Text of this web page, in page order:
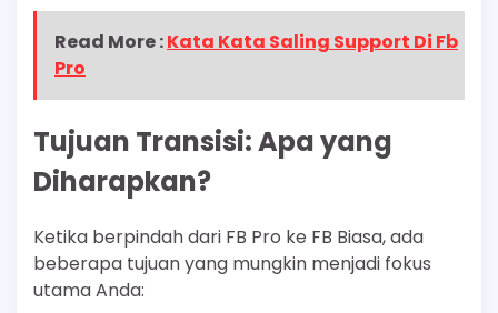
Read More :Kata Kata Saling Support Di Fb
Pro
Tujuan Transisi: Apa yang
Diharapkan?
Ketika berpindah dari FB Pro ke FB Biasa, ada
beberapa tujuan yang mungkin menjadi fokus
utama Anda: